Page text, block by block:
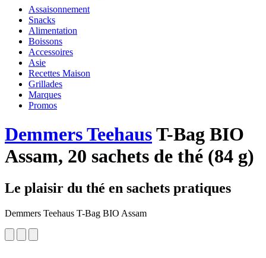
Assaisonnement
Snacks
Alimentation
Boissons
Accessoires
Asie
Recettes Maison
Grillades
Marques
Promos
Demmers TeehausT-Bag BIO
Assam, 20 sachets de thé (84 g)
Le plaisir du thé en sachets pratiques
Demmers Teehaus T-Bag BIO Assam